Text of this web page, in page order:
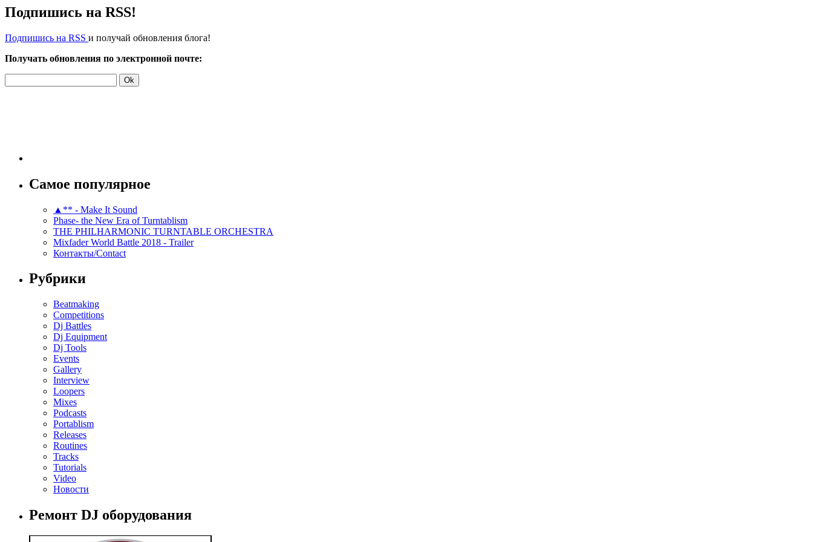
Подпишись на RSS!
Подпишись на RSS и получай обновления блога!
Получать обновления по электронной почте:
Самое популярное
▲** - Make It Sound
Phase- the New Era of Turntablism
THE PHILHARMONIC TURNTABLE ORCHESTRA
Mixfader World Battle 2018 - Trailer
Контакты/Contact
Рубрики
Beatmaking
Competitions
Dj Battles
Dj Equipment
Dj Tools
Events
Gallery
Interview
Loopers
Mixes
Podcasts
Portablism
Releases
Routines
Tracks
Tutorials
Video
Новости
Ремонт DJ оборудования